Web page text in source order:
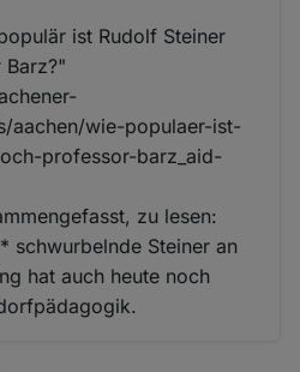
ist Rudolf Steiner
Barz?"
aachen/wie-populaer-ist-
professor-barz_aid-
zu lesen:
schwurbelnde Steiner an
hat auch heute noch